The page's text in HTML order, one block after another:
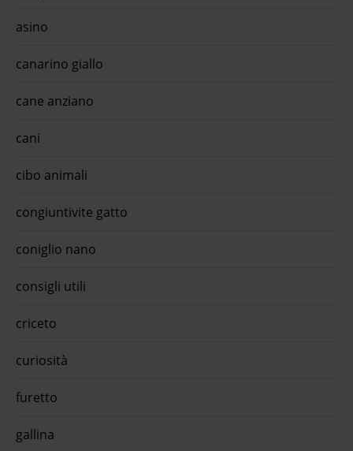
asino
canarino giallo
cane anziano
cani
cibo animali
congiuntivite gatto
coniglio nano
consigli utili
criceto
curiosità
furetto
gallina